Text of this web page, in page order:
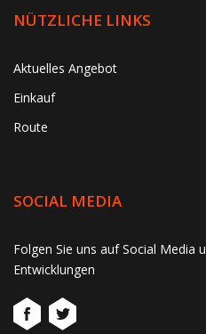
NÜTZLICHE LINKS
Aktuelles Angebot
Einkauf
Route
SOCIAL MEDIA
Folgen Sie uns auf Social Media
Entwicklungen
gtag('consent', 'update', function() {
window.dataLayer || [];